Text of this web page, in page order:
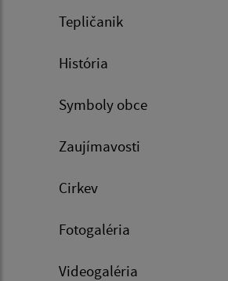
Tepličanik
História
Symboly obce
Zaujímavosti
Cirkev
Fotogaléria
Videogaléria